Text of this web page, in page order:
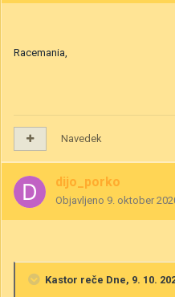
Racemania,
Navedek
dijo_porko
Objavljeno 9. oktober
Kastor reče Dne, 9. 10.